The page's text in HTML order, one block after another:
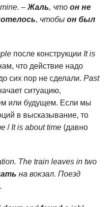
– Жаль, что он не
, чтобы он был
после конструкции It is
что действие надо
сих пор не сделали. Past
ситуацию,
или будущем. Если мы
в высказывание, то
/ It is about time (давно
The train leaves in two
на вокзал. Поезд